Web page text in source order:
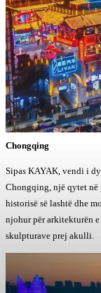
Chongqing
Sipas KAYAK, vendi i
Chongqing, një qytet në
historisë së lashtë dhe
njohur për arkitekturën
skulpturave prej akulli.